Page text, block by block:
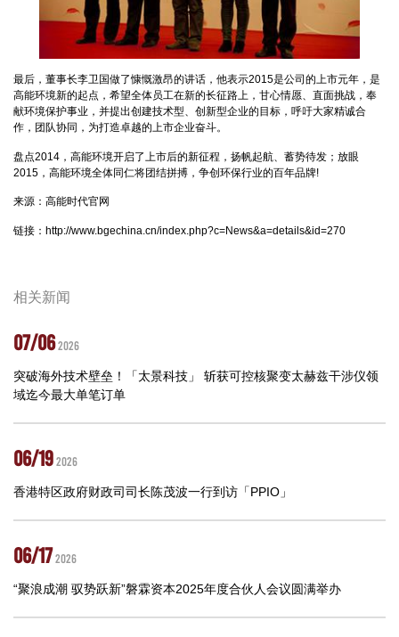
最后，董事长李卫国做了慷慨激昂的讲话，他表示2015是公司的上市元年，是
高能环境新的起点，希望全体员工在新的长征路上，甘心情愿、直面挑战，奉
献环境保护事业，并提出创建技术型、创新型企业的目标，呼吁大家精诚合
作，团队协同，为打造卓越的上市企业奋斗。
盘点2014，高能环境开启了上市后的新征程，扬帆起航、蓄势待发；放眼
2015，高能环境全体同仁将团结拼搏，争创环保行业的百年品牌!
来源：高能时代官网
链接： http://www.bgechina.cn/index.php?c=News&a=details&id=270
相关新闻
07/062026
突破海外技术壁垒！「太景科技」 斩获可控核聚变太赫兹干涉仪领
域迄今最大单笔订单
06/192026
香港特区政府财政司司长陈茂波一行到访「PPIO」
06/172026
“聚浪成潮 驭势跃新”磐霖资本2025年度合伙人会议圆满举办